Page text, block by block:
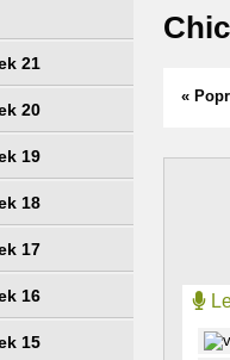
21
20
19
18
17
16
15
«